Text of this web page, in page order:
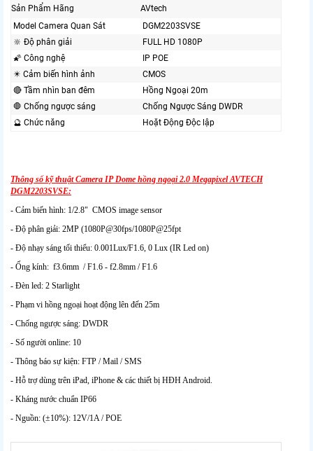
Sản Phẩm Hãng
AVtech
Model Camera Quan Sát
DGM2203SVSE
🔆 Độ phân giải
FULL HD 1080P
🌠 Công nghệ
IP POE
✴️ Cảm biến hình ảnh
CMOS
🔴 Tầm nhìn ban đêm
Hồng Ngoại 20m
🛑 Chống ngược sáng
Chống Ngược Sáng DWDR
🔮 Chức năng
Hoặt Động Độc lập
Thông số kỹ thuật Camera IP Dome hồng ngoại 2.0 Megapixel AVTECH
DGM2203SVSE:
- Cảm biến hình: 1/2.8" CMOS image sensor
- Độ phân giải: 2MP (1080P@30fps/1080P@25fpt
- Độ nhạy sáng tối thiểu: 0.001Lux/F1.6, 0 Lux (IR Led on)
- Ống kính: f3.6mm / F1.6 - f2.8mm / F1.6
- Đèn led: 2 Starlight
- Phạm vi hồng ngoại hoạt động lên đến 25m
- Chống ngược sáng: DWDR
- Số người online: 10
- Thông báo sự kiện: FTP / Mail / SMS
- Hỗ trợ dùng trên iPad, iPhone & các thiết bị HĐH Android.
- Kháng nước chuẩn IP66
- Nguồn: (±10%): 12V/1A / POE